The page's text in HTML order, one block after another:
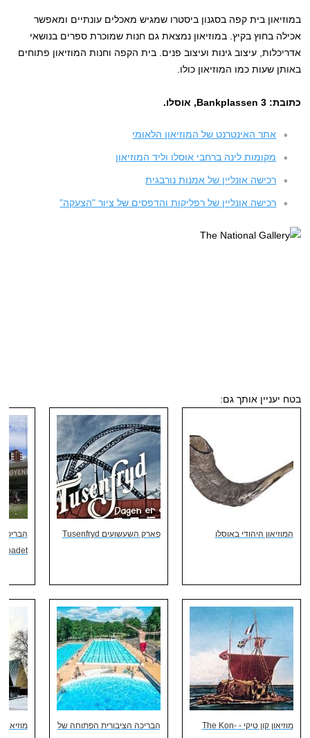
במוזיאון בית קפה בסגנון ביסטרו שמגיש מאכלים עונתיים ומאפשר
אכילה בחוץ בקיץ. במוזיאון נמצאת גם חנות שמוכרת ספרים בנושאי
אדריכלות, עיצוב גינות ועיצוב פנים. בית הקפה וחנות המוזיאון פתוחים
באותן שעות כמו המוזיאון כולו.
כתובת: Bankplassen 3, אוסלו.
אתר האינטרנט של המוזיאון הלאומי
מקומות לינה ברחבי אוסלו וליד המוזיאון
רכישה אונליין של אמנות נורבגית
רכישה אונליין של רפליקות והדפסים של ציור "הצעקה"
בטח יעניין אותך גם:
המוזיאון היהודי באוסלו פארק השעשועים Tusenfryd
הבריכה
מוזיאון קון טיקי - The Kon-
הבריכה הציבורית הפתוחה של